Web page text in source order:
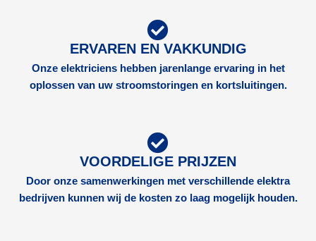
ERVAREN EN VAKKUNDIG
Onze elektriciens hebben jarenlange ervaring in het
oplossen van uw stroomstoringen en kortsluitingen.
VOORDELIGE PRIJZEN
Door onze samenwerkingen met verschillende elektra
bedrijven kunnen wij de kosten zo laag mogelijk houden.